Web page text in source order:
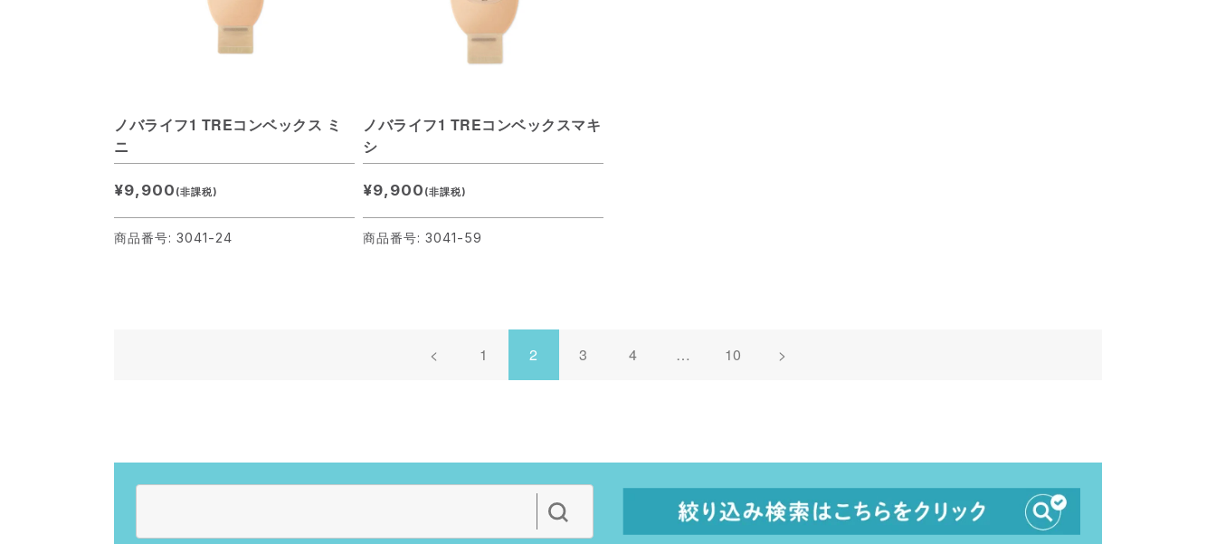
ノバライフ1 TREコンベックス ミ
ニ
¥9,900 (非課税)
商品番号: 3041-24
ノバライフ1 TREコンベックスマキ
シ
¥9,900 (非課税)
商品番号: 3041-59
< 1 2 3 4 … 10 >